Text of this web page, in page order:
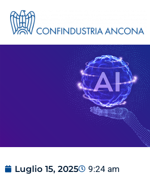
Luglio 15, 2025 9:24 am